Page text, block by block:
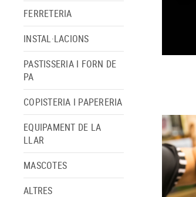
FERRETERIA
INSTAL·LACIONS
PASTISSERIA I FORN DE
PA
COPISTERIA I PAPERERIA
EQUIPAMENT DE LA
LLAR
MASCOTES
ALTRES